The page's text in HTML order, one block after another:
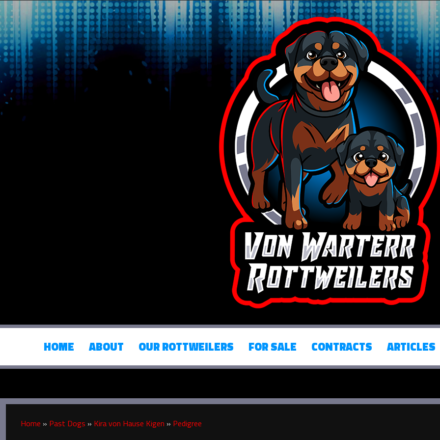
HOME ABOUT OUR ROTTWEILERS FOR SALE CONTRACTS ARTICLES
Home » Past Dogs » Kira von Hause Kigen » Pedigree